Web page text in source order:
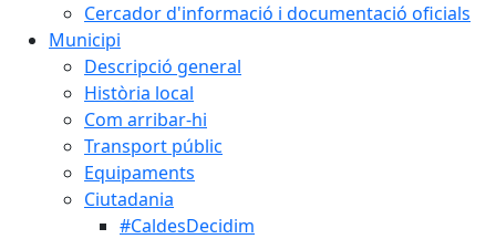
Cercador d'informació i documentació oficials
Municipi
Descripció general
Història local
Com arribar-hi
Transport públic
Equipaments
Ciutadania
#CaldesDecidim